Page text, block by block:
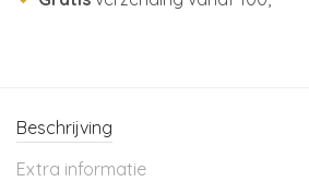
Beschrijving
Extra informatie